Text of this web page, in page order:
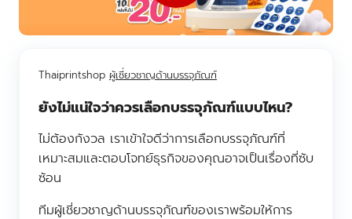
Thaiprintshop ผู้เชี่ยวชาญด้านบรรจุภัณฑ์
ยังไม่แน่ใจว่าควรเลือกบรรจุภัณฑ์แบบไหน?
ไม่ต้องกังวล เราเข้าใจดีว่าการเลือกบรรจุภัณฑ์ที่
เหมาะสมและตอบโจทย์ธุรกิจของคุณอาจเป็นเรื่องที่ซับ
ซ้อน
ทีมผู้เชี่ยวชาญด้านบรรจุภัณฑ์ของเราพร้อมให้การ